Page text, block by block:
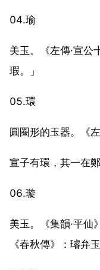
04.瑜
美玉。《左傳·宣公
瑕。」
05.環
圓圈形的玉器。《
宣子有環，其一在鄭
06.璇
美玉。《集韻·平仙
《春秋傳》：璿弁